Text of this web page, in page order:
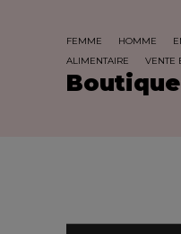
FEMME HOMME
ALIMENTAIRE
VENTE